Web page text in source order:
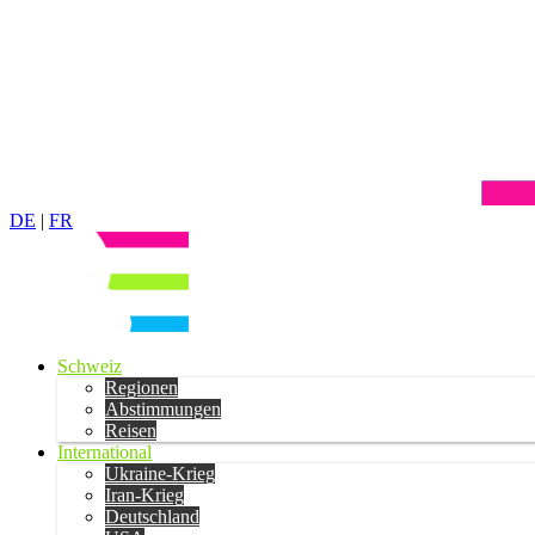
DE | FR
Schweiz
Regionen
Abstimmungen
Reisen
International
Ukraine-Krieg
Iran-Krieg
Deutschland